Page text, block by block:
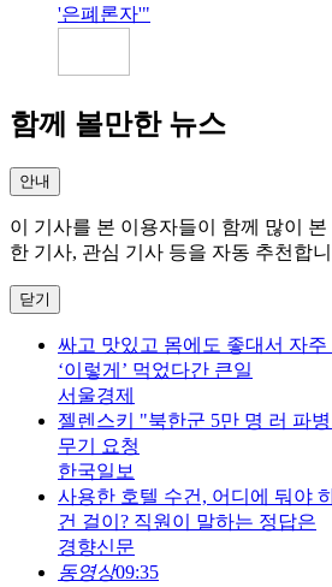
'은폐론자'"
함께 볼만한 뉴스
안내
이 기사를 본 이용자들이 함께 많이
한 기사, 관심 기사 등을 자동 추천합
닫기
싸고 맛있고 몸에도 좋대서 자
‘이렇게’ 먹었다간 큰일
서울경제
젤렌스키 "북한군 5만 명 러 파
무기 요청
한국일보
사용한 호텔 수건, 어디에 둬야
건 걸이? 직원이 말하는 정답은
경향신문
동영상09:35